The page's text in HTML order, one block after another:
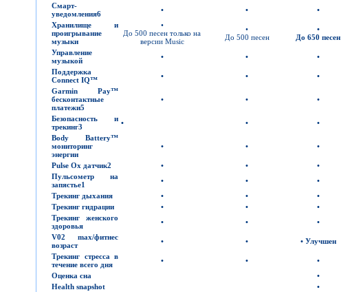
Смарт-
уведомления6 • •
•
Хранилище и
проигрывание
музыки
•
До 500 песен только на
версии Music
•
До 500 песен
•
До 650 песен
Управление
музыкой
• •
•
Поддержка
Connect IQ™
• •
•
Garmin Pay™
бесконтактные
платежи5
• • •
Безопасность и
трекинг3 • •
•
Body Battery™
мониторинг
энергии
• • •
Pulse Ox датчик2 • •
•
Пульсометр на
запястье1 • •
•
Трекинг дыхания
• •
•
Трекинг гидрации
• •
•
Трекинг женского
здоровья
• •
•
V02 max/фитнес
возраст
• • • Улучшен
Трекинг стресса в
течение всего дня
• •
•
Оценка сна
•
Health snapshot
•